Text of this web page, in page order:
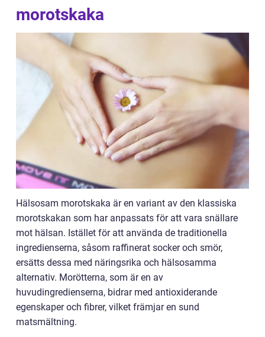
morotskaka
Hälsosam morotskaka är en variant av den klassiska
morotskakan som har anpassats för att vara snällare
mot hälsan. Istället för att använda de traditionella
ingredienserna, såsom raffinerat socker och smör,
ersätts dessa med näringsrika och hälsosamma
alternativ. Morötterna, som är en av
huvudingredienserna, bidrar med antioxiderande
egenskaper och fibrer, vilket främjar en sund
matsmältning.